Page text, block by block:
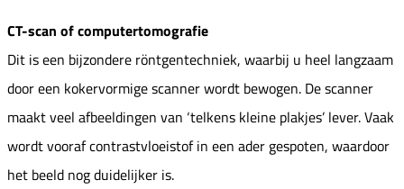
CT-scan of computertomografie
Dit is een bijzondere röntgentechniek, waarbij u heel langzaam
door een kokervormige scanner wordt bewogen. De scanner
maakt veel afbeeldingen van ‘telkens kleine plakjes’ lever. Vaak
wordt vooraf contrastvloeistof in een ader gespoten, waardoor
het beeld nog duidelijker is.